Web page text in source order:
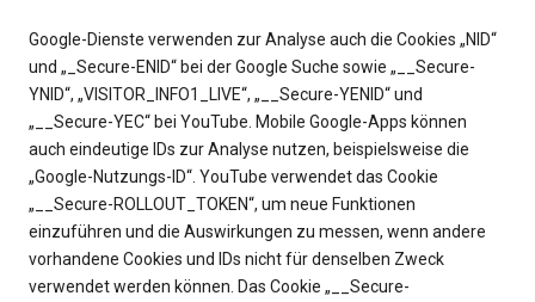
Google-Dienste verwenden zur Analyse auch die Cookies „NID“
und „_Secure-ENID“ bei der Google Suche sowie „__Secure-
YNID“, „VISITOR_INFO1_LIVE“, „__Secure-YENID“ und
„__Secure-YEC“ bei YouTube. Mobile Google-Apps können
auch eindeutige IDs zur Analyse nutzen, beispielsweise die
„Google-Nutzungs-ID“. YouTube verwendet das Cookie
„__Secure-ROLLOUT_TOKEN“, um neue Funktionen
einzuführen und die Auswirkungen zu messen, wenn andere
vorhandene Cookies und IDs nicht für denselben Zweck
verwendet werden können. Das Cookie „__Secure-